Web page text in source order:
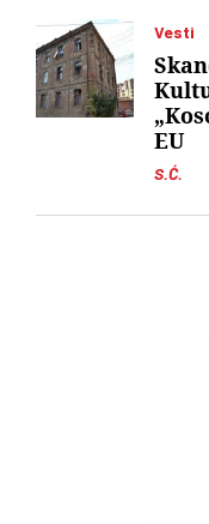
Vesti
S.Ć.
EU